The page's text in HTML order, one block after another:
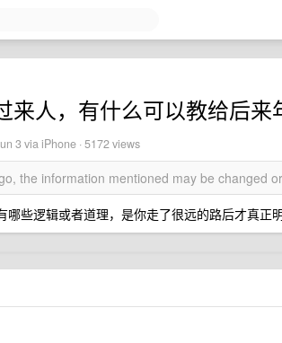
人，有什么可以教给后来
3 via iPhone · 5172 views
the information mentioned may be changed
些逻辑或者道理，是你走了很远的路后才真正